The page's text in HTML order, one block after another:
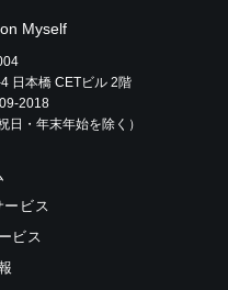
Myself
日本橋 CETビル 2階
2018
日・年末年始を除く）
ービス
ビス